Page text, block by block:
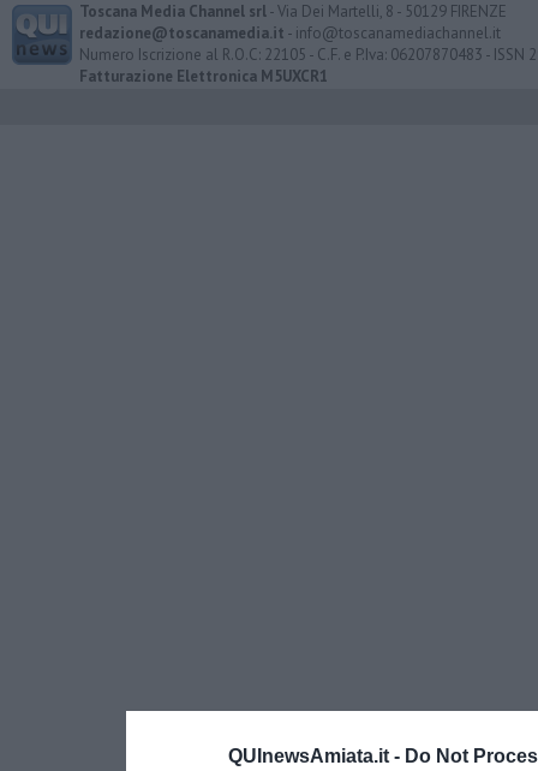
QUInewsAmiata.it - Do Not
Toscana Media Channel srl- Via Dei Martelli, 8 - 50129 FIRENZE
redazione@toscanamedia.it - info@toscanamediachannel.it
Numero Iscrizione al R.O.C: 22105 - C.F. e P.Iva: 06207870483 - ISSN
Fatturazione Elettronica M5UXCR1